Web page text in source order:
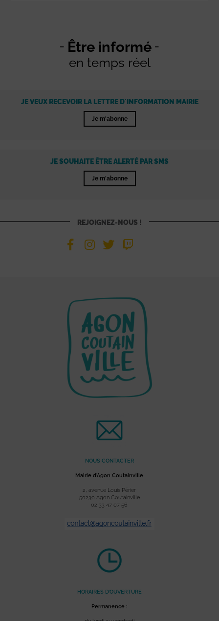
Être informé
en temps réel
JE VEUX RECEVOIR LA LETTRE D'INFORMATION MAIRIE
Je m'abonne
JE SOUHAITE ÊTRE ALERTÉ PAR SMS
Je m'abonne
REJOIGNEZ-NOUS !
NOUS CONTACTER
Mairie d’Agon Coutainville
2, avenue Louis Périer
50230 Agon Coutainville
02 33 47 07 56
HORAIRES D’OUVERTURE
Permanence :